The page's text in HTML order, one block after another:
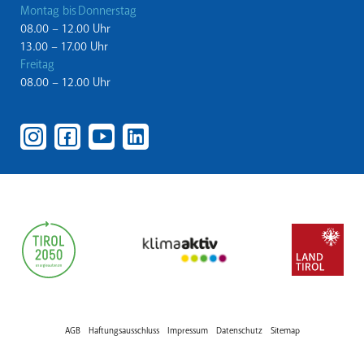
Montag bis Donnerstag
08.00 – 12.00 Uhr
13.00 – 17.00 Uhr
Freitag
08.00 – 12.00 Uhr
AGB Haftungsausschluss Impressum Datenschutz Sitemap